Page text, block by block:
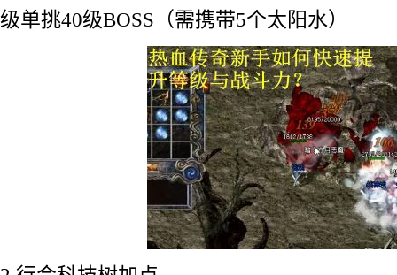
级单挑40级BOSS（需携带5个太阳水）